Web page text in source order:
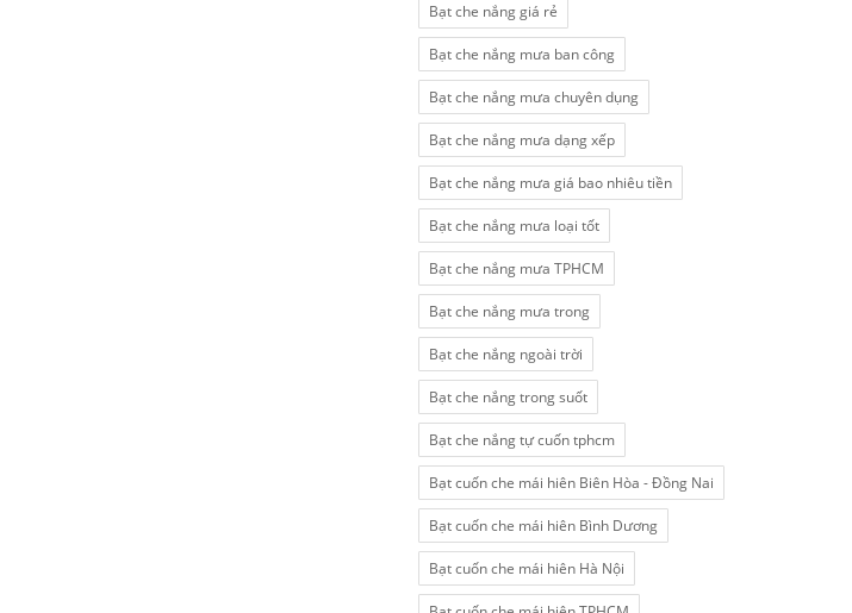
Bạt che nắng giá rẻ
Bạt che nắng mưa ban công
Bạt che nắng mưa chuyên dụng
Bạt che nắng mưa dạng xếp
Bạt che nắng mưa giá bao nhiêu tiền
Bạt che nắng mưa loại tốt
Bạt che nắng mưa TPHCM
Bạt che nắng mưa trong
Bạt che nắng ngoài trời
Bạt che nắng trong suốt
Bạt che nắng tự cuốn tphcm
Bạt cuốn che mái hiên Biên Hòa - Đồng Nai
Bạt cuốn che mái hiên Bình Dương
Bạt cuốn che mái hiên Hà Nội